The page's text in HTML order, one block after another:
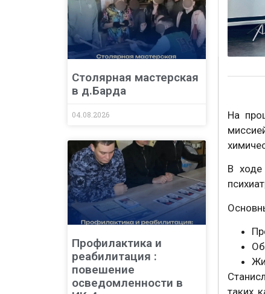
Столярная мастерская
в д.Барда
04.08.2026
Профилактика и
реабилитация :
повешение
осведомленности в
На
В ходе
таких